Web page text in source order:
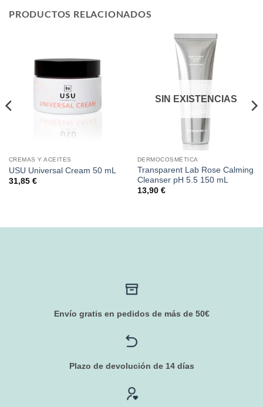
PRODUCTOS RELACIONADOS
CREMAS Y ACEITES
USU Universal Cream 50 mL
31,85 €
SIN EXISTENCIAS
DERMOCOSMÉTICA
Transparent Lab Rose Calming
Cleanser pH 5.5 150 mL
13,90 €
Envío gratis en pedidos de más de 50€
Plazo de devolución de 14 días